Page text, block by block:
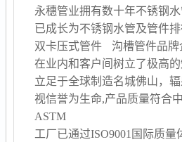
永穗管业拥有数十年不锈钢水
已成长为不锈钢水管及管件
双卡压式管件 沟槽管件品牌
在业内和客户间树立了极高
立足于全球制造名城佛山，
视信誉为生命,产品质量符合
ASTM
工厂已通过ISO9001国际质量